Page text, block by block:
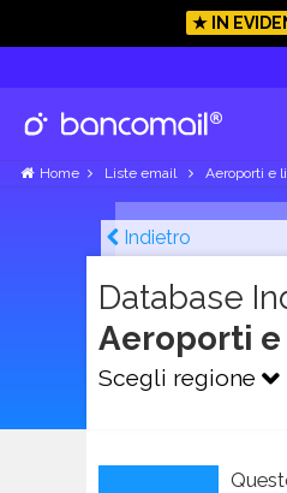
★ IN
Home Liste email Aeroporti e
Indietro
Database
Aeroporti e
Scegli regione